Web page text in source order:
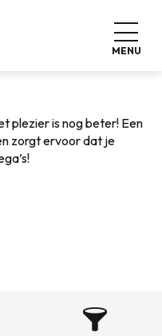
MENU
Stimulans
favoris
plezier is nog beter! Een
zorgt ervoor dat je